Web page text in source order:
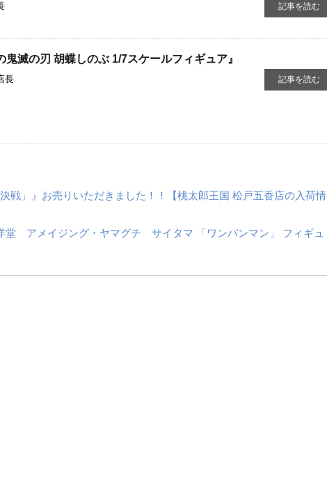
記事を読む
滅の刃 ​胡蝶しのぶ ​1/7スケールフィギュア』
長 記事を読む
戦」』お売りいただきました！！【桃太郎王国 松戸五香店の入荷情
堂 アメイジング・ヤマグチ サイタマ 「ワンパンマン」 フィギュ